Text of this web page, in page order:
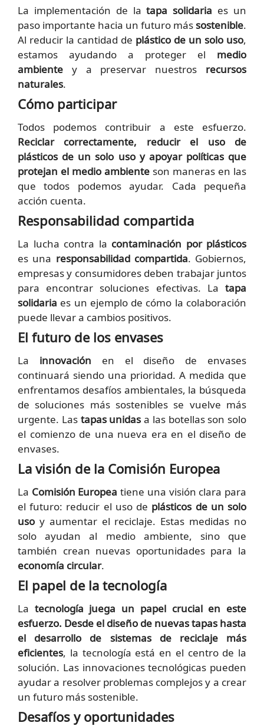
La implementación de latapa solidaria es un
paso importante hacia un futuro mássostenible.
Al reducir la cantidad de plástico de un solo uso,
estamos ayudando a proteger el medio
ambiente y a preservar nuestros recursos
naturales.
Cómo participar
Todos podemos contribuir a este esfuerzo.
Reciclar
correctamente, reducir el uso de
plásticos de un solo uso y apoyar políticas que
protejan el medio ambiente son maneras en las
que todos podemos ayudar. Cada pequeña
acción cuenta.
Responsabilidad compartida
La lucha contra la contaminación por plásticos
es una responsabilidad compartida. Gobiernos,
empresas y consumidores deben trabajar juntos
para encontrar soluciones efectivas. La tapa
solidaria es un ejemplo de cómo la colaboración
puede llevar a cambios positivos.
El futuro de los envases
La innovación en el diseño de envases
continuará siendo una prioridad. A medida que
enfrentamos desafíos ambientales, la búsqueda
de soluciones más sostenibles se vuelve más
urgente. Las tapas unidas a las botellas son solo
el comienzo de una nueva era en el diseño de
envases.
La visión de la Comisión Europea
La Comisión Europea tiene una visión clara para
el futuro: reducir el uso de plásticos de un solo
uso y aumentar el reciclaje. Estas medidas no
solo ayudan al medio ambiente, sino que
también crean nuevas oportunidades para la
economía circular.
El papel de la tecnología
La tecnología juega un papel crucial en este
esfuerzo. Desde el diseño de nuevas tapas hasta
el desarrollo de sistemas de reciclaje más
eficientes, la tecnología está en el centro de la
solución. Las innovaciones tecnológicas pueden
ayudar a resolver problemas complejos y a crear
un futuro más sostenible.
Desafíos y oportunidades